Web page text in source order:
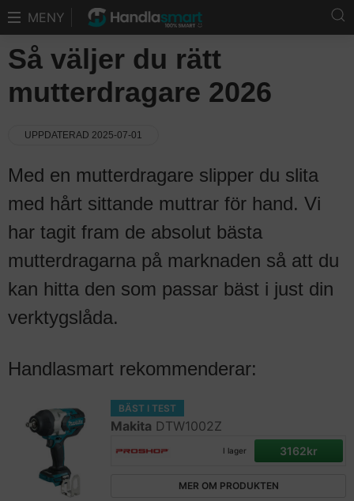
MENY
Så väljer du rätt
mutterdragare 2026
UPPDATERAD 2025-07-01
Med en mutterdragare slipper du slita
med hårt sittande muttrar för hand. Vi
har tagit fram de absolut bästa
mutterdragarna på marknaden så att du
kan hitta den som passar bäst i just din
verktygslåda.
Handlasmart rekommenderar:
BÄST I TEST
Makita DTW1002Z
I lager 3162kr
MER OM PRODUKTEN